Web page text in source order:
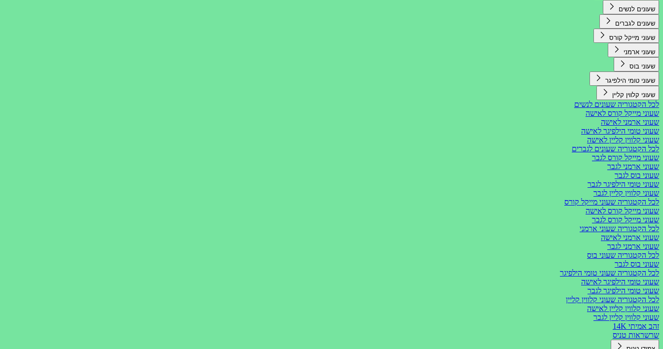
שעונים לנשים
שעונים לגברים
שעוני מייקל קורס
שעוני ארמני
שעוני בוס
שעוני טומי הילפיגר
שעוני קלווין קליין
לכל הקטגוריה שעונים לנשים
שעוני מייקל קורס לאישה
שעוני ארמני לאישה
שעוני טומי הילפיגר לאישה
שעוני קלווין קליין לאישה
לכל הקטגוריה שעונים לגברים
שעוני מייקל קורס לגבר
שעוני ארמני לגבר
שעוני בוס לגבר
שעוני טומי הילפיגר לגבר
שעוני קלווין קליין לגבר
לכל הקטגוריה שעוני מייקל קורס
שעוני מייקל קורס לאישה
שעוני מייקל קורס לגבר
לכל הקטגוריה שעוני ארמני
שעוני ארמני לאישה
שעוני ארמני לגבר
לכל הקטגוריה שעוני בוס
שעוני בוס לגבר
לכל הקטגוריה שעוני טומי הילפיגר
שעוני טומי הילפיגר לאישה
שעוני טומי הילפיגר לגבר
לכל הקטגוריה שעוני קלווין קליין
שעוני קלווין קליין לאישה
שעוני קלווין קליין לגבר
זהב אמיתי 14K
שרשראות טניס